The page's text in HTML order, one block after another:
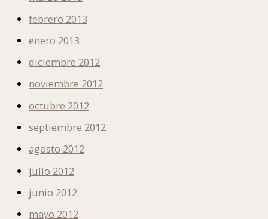
febrero 2013
enero 2013
diciembre 2012
noviembre 2012
octubre 2012
septiembre 2012
agosto 2012
julio 2012
junio 2012
mayo 2012